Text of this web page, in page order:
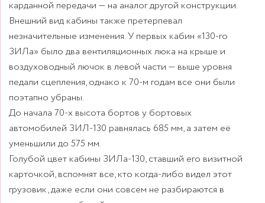
карданной передачи — на аналог другой конструкции.
Внешний вид кабины также претерпевал
незначительные изменения. У первых кабин «130-го
ЗИЛа» было два вентиляционных люка на крыше и
воздуховодный лючок в левой части — выше уровня
педали сцепления, однако к 70-м годам все они были
поэтапно убраны.
До начала 70-х высота бортов у бортовых
автомобилей ЗИЛ-130 равнялась 685 мм, а затем её
уменьшили до 575 мм.
Голубой цвет кабины ЗИЛа-130, ставший его визитной
карточкой, вспомнят все, кто когда-либо видел этот
грузовик, даже если они совсем не разбираются в